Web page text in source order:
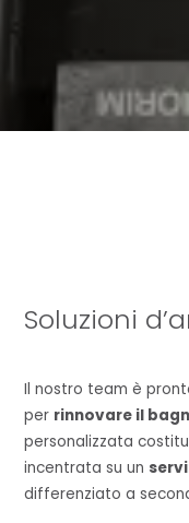
Soluzioni
Il nostro team è
per rinnovare il
personalizzata
incentrata su un
differenziato a